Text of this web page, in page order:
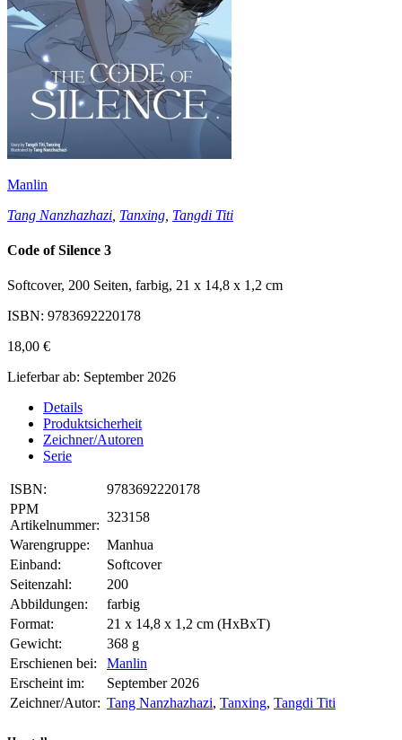
Manlin
Tang Nanzhazhazi Tanxing Tangdi Titi
Code of Silence 3
Softcover, 200 Seiten, farbig, 21 x 14,8 x 1,2 cm
ISBN: 9783692220178
18,00 €
Lieferbar ab: September 2026
Details
Produktsicherheit
Zeichner/Autoren
Serie
ISBN:
9783692220178
PPM
Artikelnummer:
323158
Warengruppe:
Manhua
Einband:
Softcover
Seitenzahl:
200
Abbildungen:
farbig
Format:
21 x 14,8 x 1,2 cm (HxBxT)
Gewicht:
368 g
Erschienen bei:
Manlin
Erscheint im:
September 2026
Zeichner/Autor: Tang Nanzhazhazi, Tanxing, Tangdi Titi